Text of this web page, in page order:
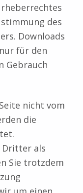
des
Downloads
für den
Gebrauch
nicht vom
die
Dritter als
Sie trotzdem